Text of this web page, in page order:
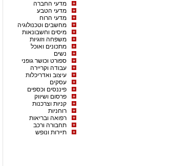
מדעי החברה
מדעי הטבע
מדעי הרוח
מחשבים וטכנולוגיה
מיסים וחשבונאות
משפחה וזוגיות
מתכונים ואוכל
נשים
ספורט וכושר גופני
עבודה וקריירה
עיצוב ואדריכלות
עסקים
פיננסים וכספים
פרסום ושיווק
קניות וצרכנות
רוחניות
רפואה ובריאות
תחבורה ורכב
תיירות ונופש